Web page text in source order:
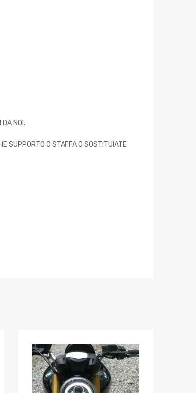
DA NOI.
SUPPORTO O STAFFA O SOSTITUIATE
Aggiungi ai preferiti
al confronto